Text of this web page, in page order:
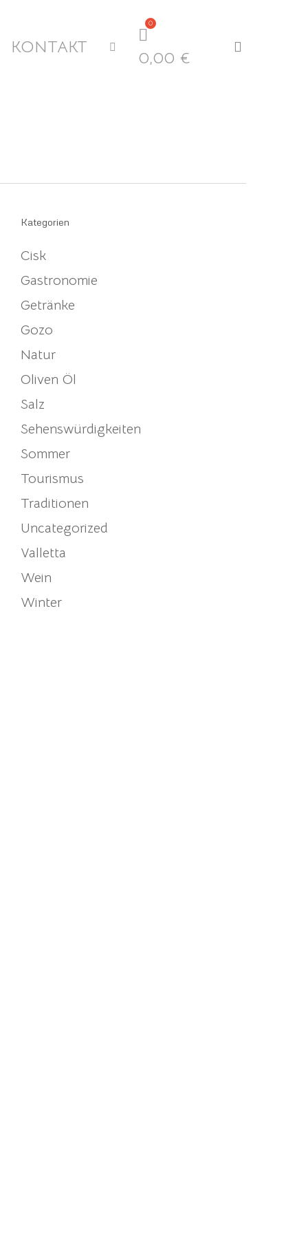
KONTAKT
0,00 €
Kategorien
Cisk
Gastronomie
Getränke
Gozo
Natur
Oliven Öl
Salz
Sehenswürdigkeiten
Sommer
Tourismus
Traditionen
Uncategorized
Valletta
Wein
Winter